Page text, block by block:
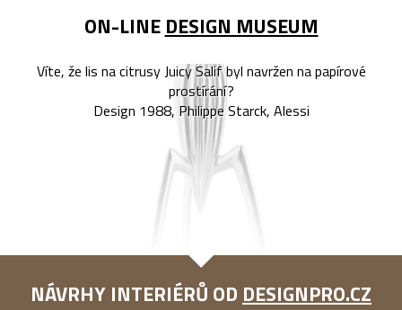
ON-LINE DESIGN MUSEUM
Víte, že lis na citrusy Juicy Salif byl navržen na papírové
prostírání?
Design 1988, Philippe Starck, Alessi
NÁVRHY INTERIÉRŮ OD DESIGNPRO.CZ